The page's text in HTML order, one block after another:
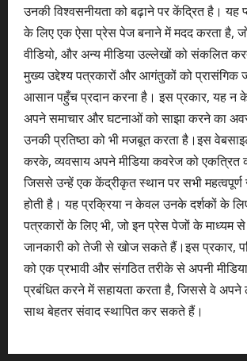
उनकी विश्वसनीयता को बढ़ाने पर केंद्रित है। यह
के लिए एक ऐसा प्रेस पेज बनाने में मदद करता है,
वीडियो, और अन्य मीडिया उल्लेखों को संकलित
मुख्य उद्देश्य पत्रकारों और आगंतुकों को प्रासंगिक
आसान पहुँच प्रदान करना है। इस प्रकार, यह न
अपने समाचार और घटनाओं को साझा करने का
उनकी प्रतिष्ठा को भी मजबूत करता है।इस
करके, व्यवसाय अपने मीडिया कवरेज को
जिससे उन्हें एक केंद्रीकृत स्थान पर सभी महत्वपूर्ण
होती है। यह प्रक्रिया न केवल उनके दर्शकों के
पत्रकारों के लिए भी, जो इन प्रेस पेजों के माध्यम
जानकारी को तेजी से खोज सकते हैं।इस प्रकार,
को एक प्रभावी और संगठित तरीके से अपनी
प्रबंधित करने में सहायता करता है, जिससे वे अपने
साथ बेहतर संवाद स्थापित कर सकते हैं।